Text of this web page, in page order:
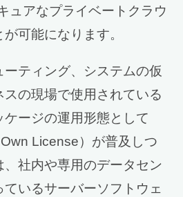
ュアなプライベートクラウ
可能になります。
ティング、システムの仮
の現場で使用されている
ージの運用形態として
License）が普及しつ
社内や専用のデータセン
いるサーバーソフトウェ